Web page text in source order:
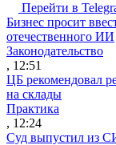
Перейти в
Бизнес просит
отечественного ИИ
Законодательство
, 12:51
ЦБ рекомендовал
на склады
Практика
, 12:24
Суд выпустил из